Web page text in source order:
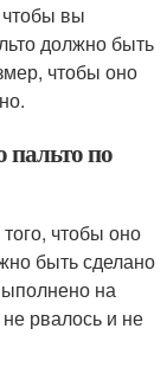
чтобы вы
должно быть
чтобы оно
пальто по
чтобы оно
быть сделано
на
рвалось и не